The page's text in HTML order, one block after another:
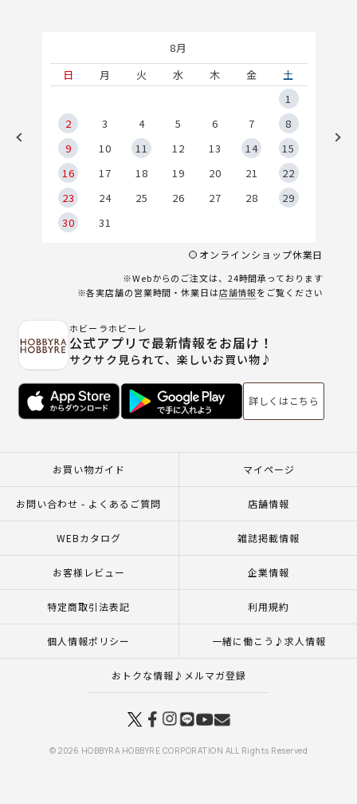
8月
日
月 火 水 木 金
土
1
2
3 4 5 6 7
8
9
10 11 12 13 14
15
16
17 18 19 20 21
22
23
24 25 26 27 28
29
30
31
オンラインショップ休業日
※Webからのご注文は、24時間承っております
※各実店舗の営業時間・休業日は店舗情報をご覧ください
ホビーラホビーレ
公式アプリで最新情報をお届け！
サクサク見られて、楽しいお買い物♪
詳しくはこちら
お買い物ガイド マイページ
お問い合わせ - よくあるご質問 店舗情報
WEBカタログ 雑誌掲載情報
お客様レビュー 企業情報
特定商取引法表記 利用規約
個人情報ポリシー 一緒に働こう♪求人情報
おトクな情報♪メルマガ登録
© 2026 HOBBYRA HOBBYRE CORPORATION ALL Rights Reserved